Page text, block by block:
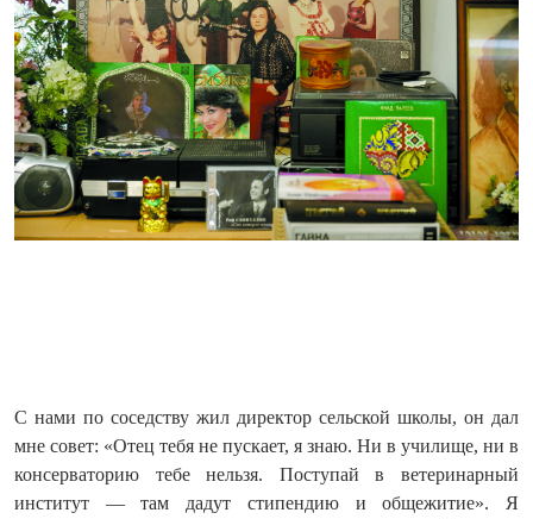
С нами по соседству жил директор сельской школы, он дал
мне совет: «Отец тебя не пускает, я знаю. Ни в училище, ни в
консерваторию тебе нельзя. Поступай в ветеринарный
институт — там дадут стипендию и общежитие». Я